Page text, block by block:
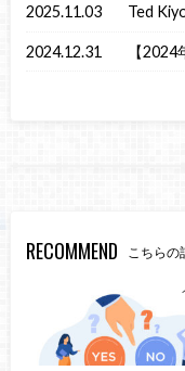
2025.11.03 Ted
2024.12.31 【
RECOMMEND こちらの